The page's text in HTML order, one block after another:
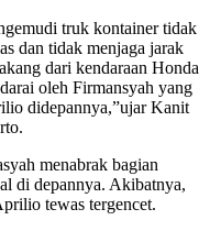
truk kontainer tidak
dan tidak menjaga jarak
dari kendaraan Honda
oleh Firmansyah yang
didepannya,”ujar Kanit
menabrak bagian
di depannya. Akibatnya,
tewas tergencet.